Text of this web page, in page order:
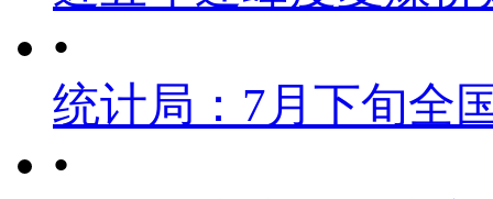
•
统计局：7月下旬全
•